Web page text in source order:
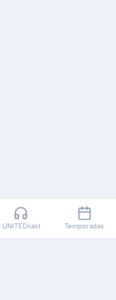
UNITEDcast Temporadas